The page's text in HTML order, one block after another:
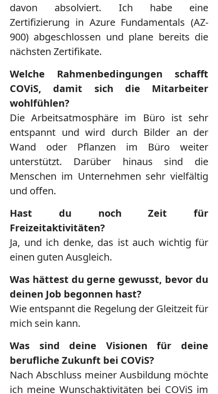
davon absolviert. Ich habe eine
Zertifizierung in Azure Fundamentals (AZ-
900) abgeschlossen und plane bereits die
nächsten Zertifikate.
Welche Rahmenbedingungen schafft
COViS, damit sich die Mitarbeiter
wohlfühlen?
Die Arbeitsatmosphäre im Büro ist sehr
entspannt und wird durch Bilder an der
Wand oder Pflanzen im Büro weiter
unterstützt. Darüber hinaus sind die
Menschen im Unternehmen sehr vielfältig
und offen.
Hast du noch Zeit für
Freizeitaktivitäten?
Ja, und ich denke, das ist auch wichtig für
einen guten Ausgleich.
Was hättest du gerne gewusst, bevor du
deinen Job begonnen hast?
Wie entspannt die Regelung der Gleitzeit für
mich sein kann.
Was sind deine Visionen für deine
berufliche Zukunft bei COViS?
Nach Abschluss meiner Ausbildung möchte
ich meine Wunschaktivitäten bei COViS im